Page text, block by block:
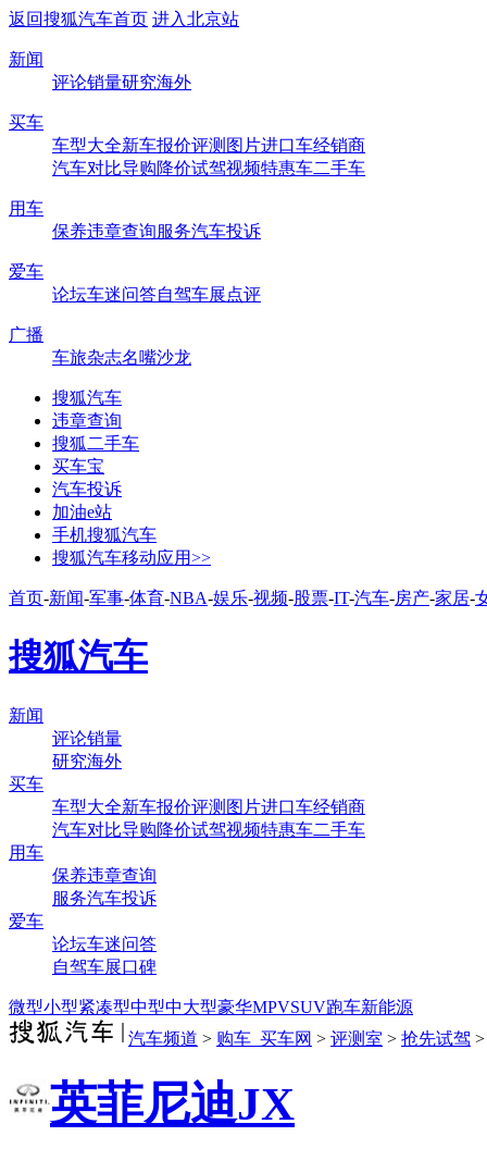
返回搜狐汽车首页 进入北京站
新闻
评论销量研究海外
买车
车型大全新车报价评测 图片进口车经销商
汽车对比导购降价试驾视频特惠车二手车
用车
保养违章查询服务汽车投诉
爱车
论坛车迷问答自驾车展点评
广播
车旅杂志名嘴沙龙
搜狐汽车
违章查询
搜狐二手车
买车宝
汽车投诉
加油e站
手机搜狐汽车
搜狐汽车移动应用>>
首页-新闻-军事-体育-NBA-娱乐-视频-股票-IT-汽车-房产-家居-
搜狐汽车
新闻
评论销量
研究海外
买车
车型大全新车报价评测 图片进口车经销商
汽车对比导购降价试驾视频特惠车二手车
用车
保养违章查询
服务汽车投诉
爱车
论坛车迷问答
自驾车展口碑
微型小型紧凑型中型中大型豪华MPVSUV跑车新能源
汽车频道 > 购车_买车网 > 评测室 > 抢先试驾
英菲尼迪JX